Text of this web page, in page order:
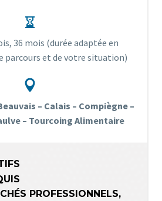


36 mois (durée adaptée en
parcours et de votre situation)


– Calais – Compiègne –
– Tourcoing Alimentaire
PROFESSIONNELS,